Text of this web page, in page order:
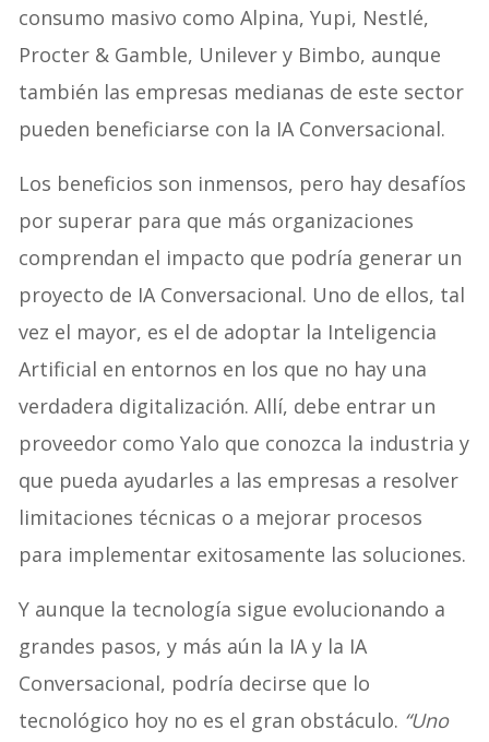
consumo masivo como Alpina, Yupi, Nestlé,
Procter & Gamble, Unilever y Bimbo, aunque
también las empresas medianas de este sector
pueden beneficiarse con la IA Conversacional.
Los beneficios son inmensos, pero hay desafíos
por superar para que más organizaciones
comprendan el impacto que podría generar un
proyecto de IA Conversacional. Uno de ellos, tal
vez el mayor, es el de adoptar la Inteligencia
Artificial en entornos en los que no hay una
verdadera digitalización. Allí, debe entrar un
proveedor como Yalo que conozca la industria y
que pueda ayudarles a las empresas a resolver
limitaciones técnicas o a mejorar procesos
para implementar exitosamente las soluciones.
Y aunque la tecnología sigue evolucionando a
grandes pasos, y más aún la IA y la IA
Conversacional, podría decirse que lo
tecnológico hoy no es el gran obstáculo. “Uno